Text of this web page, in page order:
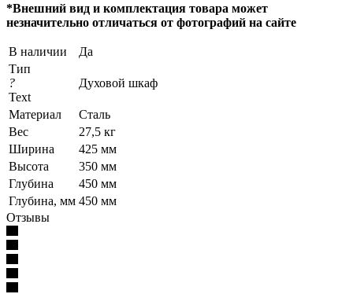
*Внешний вид и комплектация товара может
незначительно отличаться от фотографий на сайте
В наличии
Да
Тип
?
Text
Духовой шкаф
Материал
Сталь
Вес
27,5 кг
Ширина
425 мм
Высота
350 мм
Глубина
450 мм
Глубина, мм 450 мм
Отзывы